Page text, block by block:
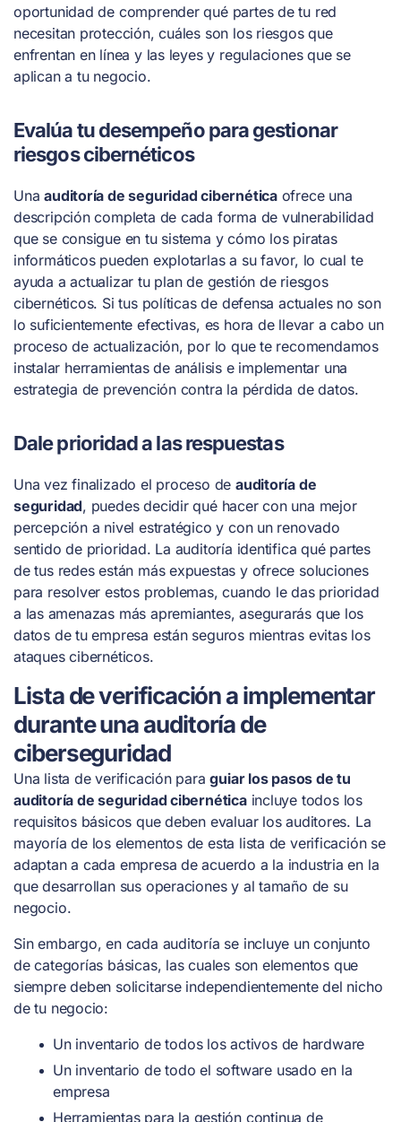
oportunidad de comprender qué partes de tu red
necesitan protección, cuáles son los riesgos que
enfrentan en línea y las leyes y regulaciones que se
aplican a tu negocio.
Evalúa tu desempeño para gestionar
riesgos cibernéticos
Unaauditoría de seguridad cibernéticaofrece una
descripción completa de cada forma de vulnerabilidad
que se consigue en tu sistema y cómo los piratas
informáticos pueden explotarlas a su favor, lo cual te
ayuda a actualizar tu plan de gestión de riesgos
cibernéticos. Si tus políticas de defensa actuales no son
lo suficientemente efectivas, es hora de llevar a cabo un
proceso de actualización, por lo que te recomendamos
instalar herramientas de análisis e implementar una
estrategia de prevención contra la pérdida de datos.
Dale prioridad a las respuestas
Una vez finalizado el proceso de auditoría de
seguridad, puedes decidir qué hacer con una mejor
percepción a nivel estratégico y con un renovado
sentido de prioridad. La auditoría identifica qué partes
de tus redes están más expuestas y ofrece soluciones
para resolver estos problemas, cuando le das prioridad
a las amenazas más apremiantes, asegurarás que los
datos de tu empresa están seguros mientras evitas los
ataques cibernéticos.
Lista de verificación a implementar
durante una auditoría de
ciberseguridad
Una lista de verificación paraguiar los pasos de tu
auditoría de seguridad cibernéticaincluye todos los
requisitos básicos que deben evaluar los auditores. La
mayoría de los elementos de esta lista de verificación se
adaptan a cada empresa de acuerdo a la industria en la
que desarrollan sus operaciones y al tamaño de su
negocio.
Sin embargo, en cada auditoría se incluye un conjunto
de categorías básicas, las cuales son elementos que
siempre deben solicitarse independientemente del nicho
de tu negocio:
Un inventario de todos los activos de hardware
Un inventario de todo el software usado en la
empresa
Herramientas para la gestión continua de